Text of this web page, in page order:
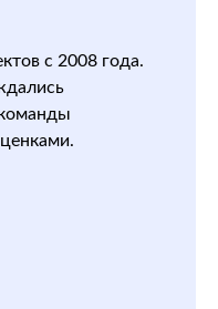
с 2008 года.